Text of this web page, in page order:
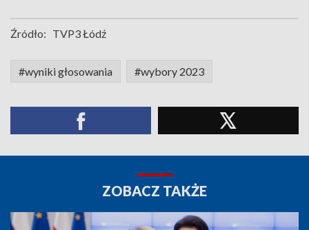
Źródło: TVP3 Łódź
#wyniki głosowania #wybory 2023
ZOBACZ TAKŻE